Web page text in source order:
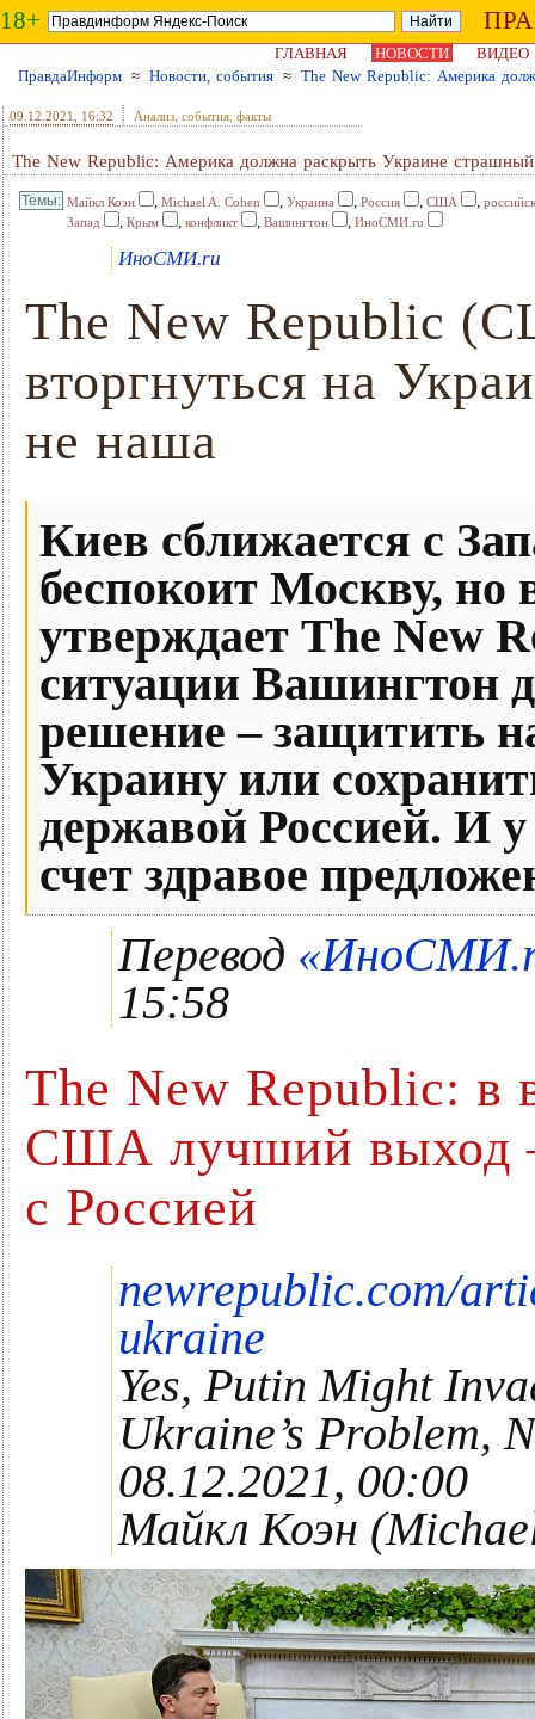
18+
ГЛАВНАЯ НОВОСТИ
ВИДЕО
ПравдаИнформ ≈ Новости, события ≈ The New Republic: Америка
09.12.2021 , 16:32 Анализ, события, факты
The New Republic: Америка должна раскрыть Украине страшный
Майкл Коэн , Michael A. Cohen , Украина , Россия , США ,
Запад
, Крым , конфликт , Вашингтон , ИноСМИ.ru
ИноСМИ.ru
The New Republic
вторгнуться на
не наша
Киев сближается с
беспокоит Москву, но
утверждает The New
ситуации Вашингтон
решение – защитить
Украину или
державой Россией. И у
счет здравое
Перевод
15:58
The New Republic: в
США лучший выход
с Россией
newrepublic.com/
ukraine
Yes, Putin Might
Ukraine’s Problem,
08.12.2021, 00:00
Майкл Коэн